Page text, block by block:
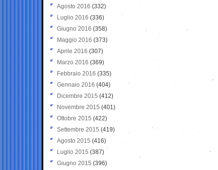
Agosto 2016 (332)
Luglio 2016 (336)
Giugno 2016 (358)
Maggio 2016 (373)
Aprile 2016 (307)
Marzo 2016 (369)
Febbraio 2016 (335)
Gennaio 2016 (404)
Dicembre 2015 (412)
Novembre 2015 (401)
Ottobre 2015 (422)
Settembre 2015 (419)
Agosto 2015 (416)
Luglio 2015 (387)
Giugno 2015 (396)